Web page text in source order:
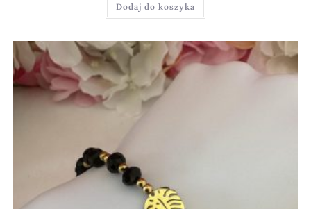
Dodaj do koszyka